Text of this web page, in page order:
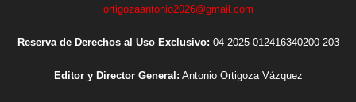
ortigozaantonio2026@gmail.com
Reserva de Derechos al Uso Exclusivo: 04-2025-012416340200-203
Editor y Director General: Antonio Ortigoza Vázquez